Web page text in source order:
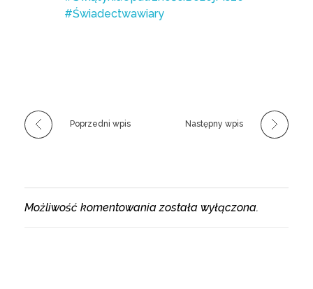
#Świadectwawiary
Poprzedni wpis Następny wpis
Możliwość komentowania została wyłączona.